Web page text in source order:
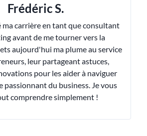
Frédéric S.
ma carrière en tant que consultant
avant de me tourner vers la
aujourd'hui ma plume au service
leur partageant astuces,
pour les aider à naviguer
passionnant du business. Je vous
comprendre simplement !